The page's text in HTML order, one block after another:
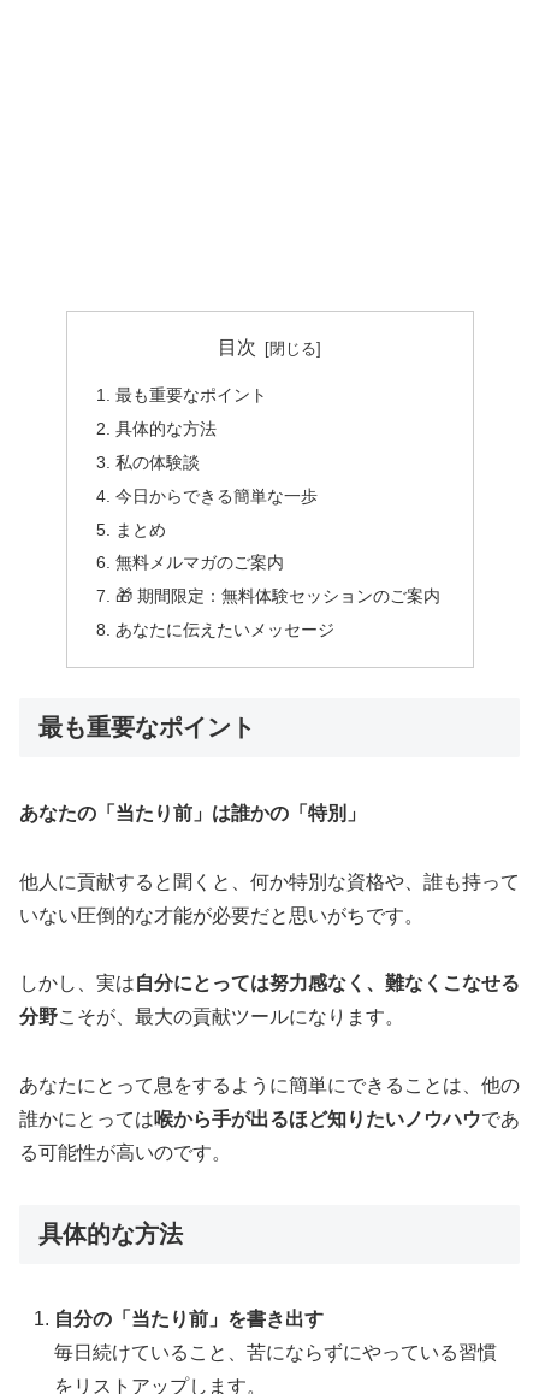
目次
最も重要なポイント
具体的な方法
私の体験談
今日からできる簡単な一歩
まとめ
無料メルマガのご案内
🎁 期間限定：無料体験セッションのご案内
あなたに伝えたいメッセージ
最も重要なポイント
あなたの「当たり前」は誰かの「特別」
他人に貢献すると聞くと、何か特別な資格や、誰も持って
いない圧倒的な才能が必要だと思いがちです。
しかし、実は自分にとっては努力感なく、難なくこなせる
分野こそが、最大の貢献ツールになります。
あなたにとって息をするように簡単にできることは、他の
誰かにとっては喉から手が出るほど知りたいノウハウであ
る可能性が高いのです。
具体的な方法
自分の「当たり前」を書き出す
毎日続けていること、苦にならずにやっている習慣
をリストアップします。